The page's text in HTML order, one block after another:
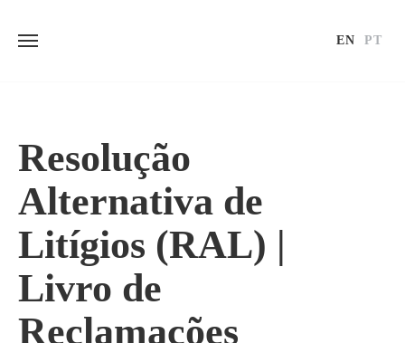
EN PT
Resolução
Alternativa de
Litígios (RAL) |
Livro de
Reclamações